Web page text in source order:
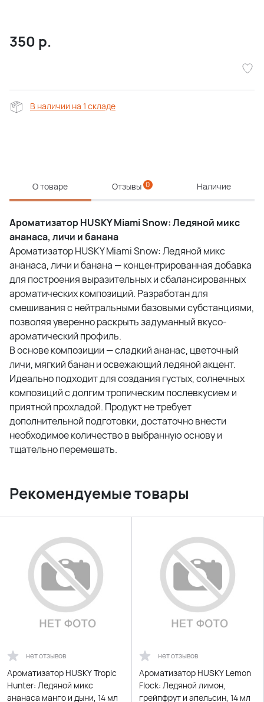
350 р.
В наличии на 1 складе
О товаре Отзывы 0 Наличие
Ароматизатор HUSKY Miami Snow: Ледяной микс
ананаса, личи и банана
Ароматизатор HUSKY Miami Snow: Ледяной микс
ананаса, личи и банана — концентрированная добавка
для построения выразительных и сбалансированных
ароматических композиций. Разработан для
смешивания с нейтральными базовыми субстанциями,
позволяя уверенно раскрыть задуманный вкусо-
ароматический профиль.
В основе композиции — сладкий ананас, цветочный
личи, мягкий банан и освежающий ледяной акцент.
Идеально подходит для создания густых, солнечных
композиций с долгим тропическим послевкусием и
приятной прохладой. Продукт не требует
дополнительной подготовки, достаточно внести
необходимое количество в выбранную основу и
тщательно перемешать.
Рекомендуемые товары
нет отзывов
Ароматизатор HUSKY Tropic
Hunter: Ледяной микс
ананаса манго и дыни, 14 мл
нет отзывов
Ароматизатор HUSKY Lemon
Flock: Ледяной лимон,
грейпфрут и апельсин, 14 мл